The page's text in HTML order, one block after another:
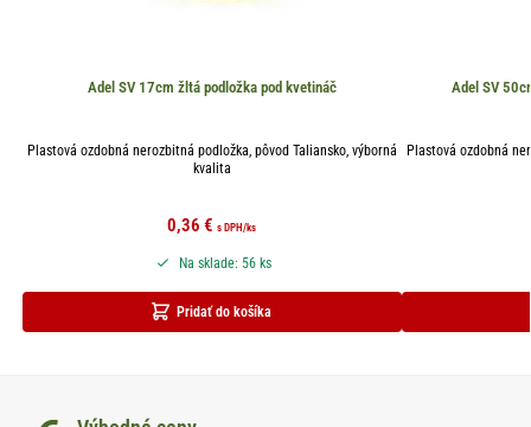
Adel SV 17cm žltá podložka pod kvetináč
Plastová ozdobná nerozbitná podložka, pôvod Taliansko, výborná
kvalita
0,36€ s DPH/ks
Pridať do košíka
Na sklade: 56 ks
Adel SV
Plastová ozdobná